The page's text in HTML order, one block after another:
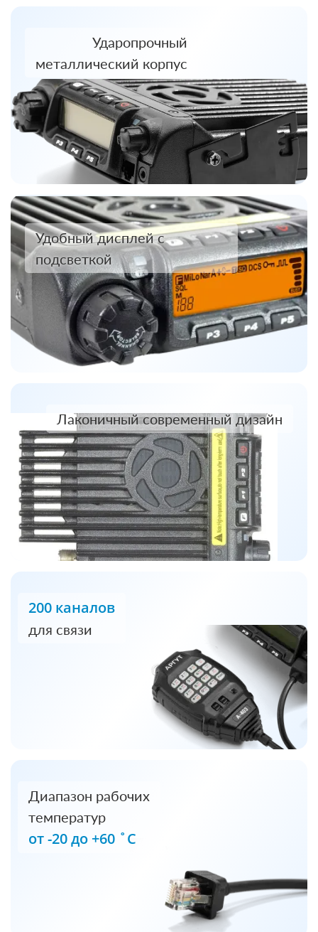
Ударопрочный
металлический корпус
Удобный дисплей с
подсветкой
Лаконичный современный дизайн
200 каналов
для связи
Диапазон рабочих
температур
от -20 до +60 ˚С